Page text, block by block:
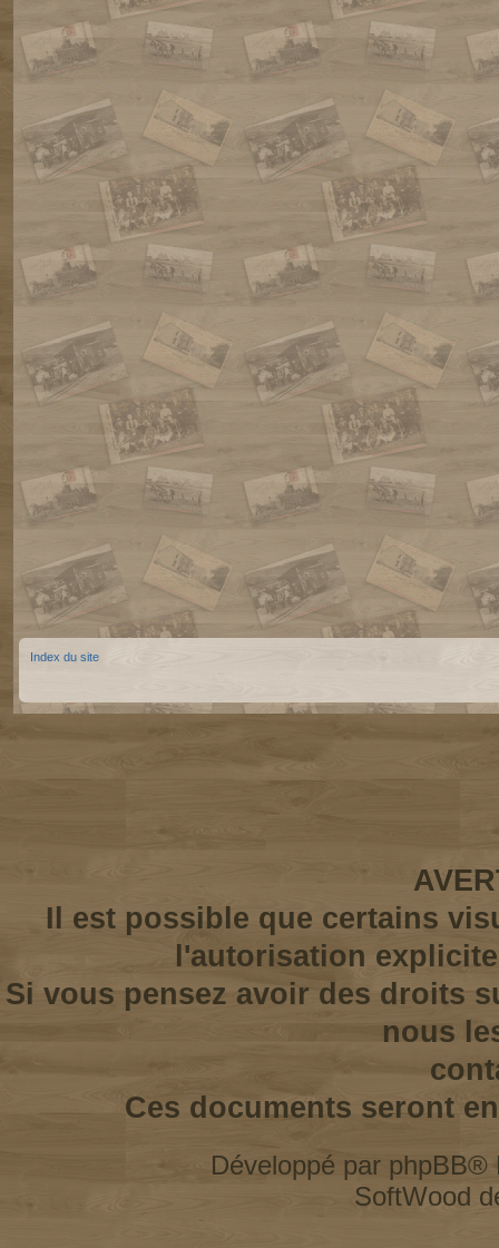
Index du site
Il est possible que certains
l'autorisation
Si vous pensez avoir des droits
nous
Ces documents seront
Développé par phpBB®
SoftWood